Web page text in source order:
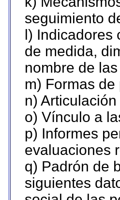
seguimiento
l) Indicadores
de medida,
nombre de
m) Formas
n)
o) Vínculo a
p) Informes
evaluaciones
q) Padrón de
siguientes